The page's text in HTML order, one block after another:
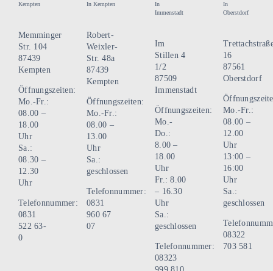
Kempten
Memminger
Str. 104
87439
Kempten
Öffnungszeiten:
Mo.-Fr.:
08.00 –
18.00
Uhr
Sa.:
08.30 –
12.30
Uhr
Telefonnummer:
0831
522 63-
0
In Kempten
Robert-
Weixler-
Str. 48a
87439
Kempten
Öffnungszeiten:
Mo.-Fr.:
08.00 –
13.00
Uhr
Sa.:
geschlossen
Telefonnummer:
0831
960 67
07
In
Immenstadt
Im
Stillen 4
1/2
87509
Immenstadt
Öffnungszeiten:
Mo.-
Do.:
8.00 –
18.00
Uhr
Fr.: 8.00
– 16.30
Uhr
Sa.:
geschlossen
Telefonnummer:
08323
In
Oberstdorf
16
87561
Oberstdorf
Mo.-Fr.:
08.00 –
12.00
Uhr
13:00 –
16:00
Uhr
Sa.:
geschlossen
08322
703 581